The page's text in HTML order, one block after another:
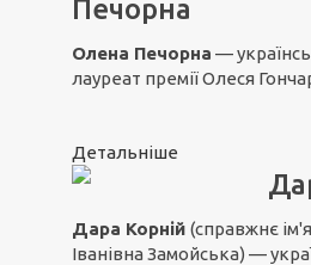
Печорна
Олена Печорна —
лауреат премії Олеся
Детальніше
Дара Корній (справжнє
Іванівна Замойська) —